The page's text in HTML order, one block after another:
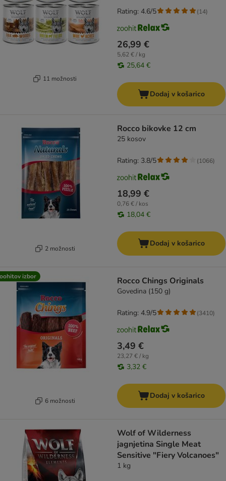
11 možnosti
26,99 €
5,62 € / kg
25,64 €
Rating: 4.6/5 (14)
Dodaj v košarico
2 možnosti
Rocco bikovke 12 cm
25 kosov
18,99 €
0,76 € / kos
18,04 €
Rating: 3.8/5 (1066)
Dodaj v košarico
izbor
6 možnosti
Rocco Chings Originals
Govedina (150 g)
3,49 €
23,27 € / kg
3,32 €
Rating: 4.9/5 (3410)
Dodaj v košarico
Wolf of Wilderness
jagnjetina Single Meat
Sensitive "Fiery Volcanoes"
1 kg